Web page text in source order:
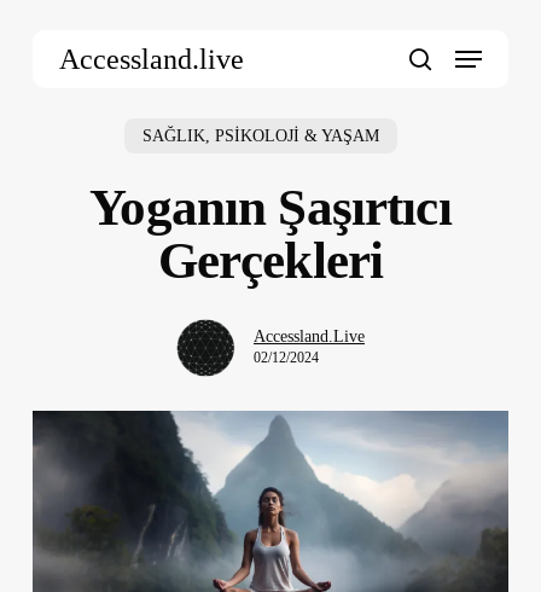
Accessland.live Menu
SAĞLIK, PSİKOLOJİ & YAŞAM
Yoganın Şaşırtıcı
Gerçekleri
Accessland.Live
02/12/2024